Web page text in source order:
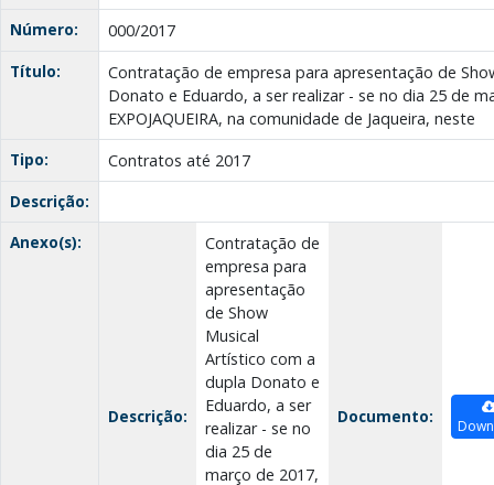
Número:
000/2017
Título:
Contratação de empresa para apresentação de
Donato e Eduardo, a ser realizar - se no dia 25 de
EXPOJAQUEIRA, na comunidade de Jaqueira, neste
Tipo:
Contratos até 2017
Descrição:
Anexo(s):
Descrição:
Contratação de
empresa para
apresentação
de Show
Musical
Artístico com a
dupla Donato e
Eduardo, a ser
realizar - se no
dia 25 de
março de 2017,
Documento: